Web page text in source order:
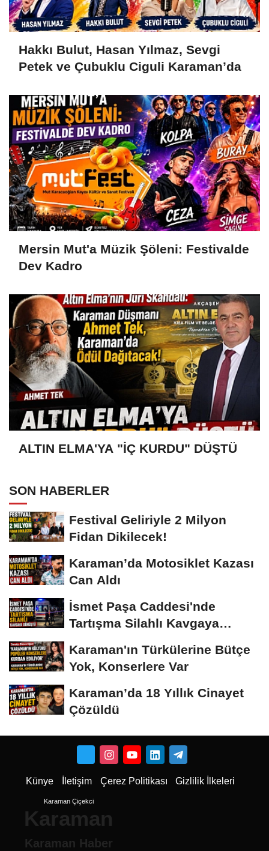
Hakkı Bulut, Hasan Yılmaz, Sevgi
Petek ve Çubuklu Ciguli Karaman’da
Mersin Mut'a Müzik Şöleni: Festivalde
Dev Kadro
ALTIN ELMA'YA "İÇ KURDU" DÜŞTÜ
SON HABERLER
Festival Geliriyle 2 Milyon
Fidan Dikilecek!
Karaman’da Motosiklet Kazası
Can Aldı
İsmet Paşa Caddesi'nde
Tartışma Silahlı Kavgaya
Karaman'ın Türkülerine Bütçe
Yok, Konserlere Var
Karaman’da 18 Yıllık Cinayet
Çözüldü
Künye İletişim Çerez Politikası Gizlilik İlkeleri
Karaman Çiçekci
Karaman
Karaman Haber